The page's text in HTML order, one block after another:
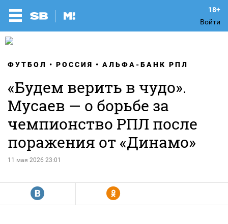
Войти
ФУТБОЛ РОССИЯ АЛЬФА-БАНК РПЛ
«Будем верить в чудо».
Мусаев — о борьбе за
чемпионство РПЛ после
поражения от «Динамо»
11 мая 2026 23:01
R Y